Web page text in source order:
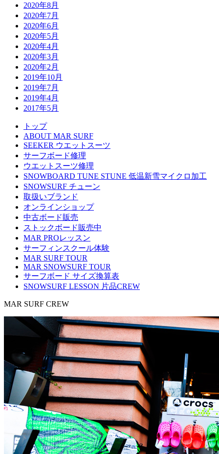
2020年8月
2020年7月
2020年6月
2020年5月
2020年4月
2020年3月
2020年2月
2019年10月
2019年7月
2019年4月
2017年5月
トップ
ABOUT MAR SURF
SEEKER ウエットスーツ
サーフボード修理
ウエットスーツ修理
SNOWBOARD TUNE STUNE 低温新雪マイクロ加工
SNOWSURF チューン
取扱いブランド
オンラインショップ
中古ボード販売
ストックボード販売中
MAR PROレッスン
サーフィンスクール体験
MAR SURF TOUR
MAR SNOWSURF TOUR
サーフボード サイズ換算表
SNOWSURF LESSON 片品CREW
MAR SURF CREW